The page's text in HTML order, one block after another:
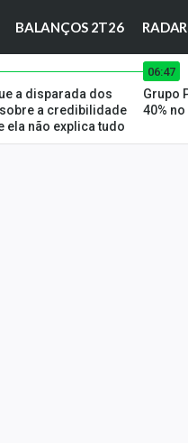
BALANÇOS 2T26
a disparada dos
a credibilidade
ela não explica tudo
06:47
Grupo
40%